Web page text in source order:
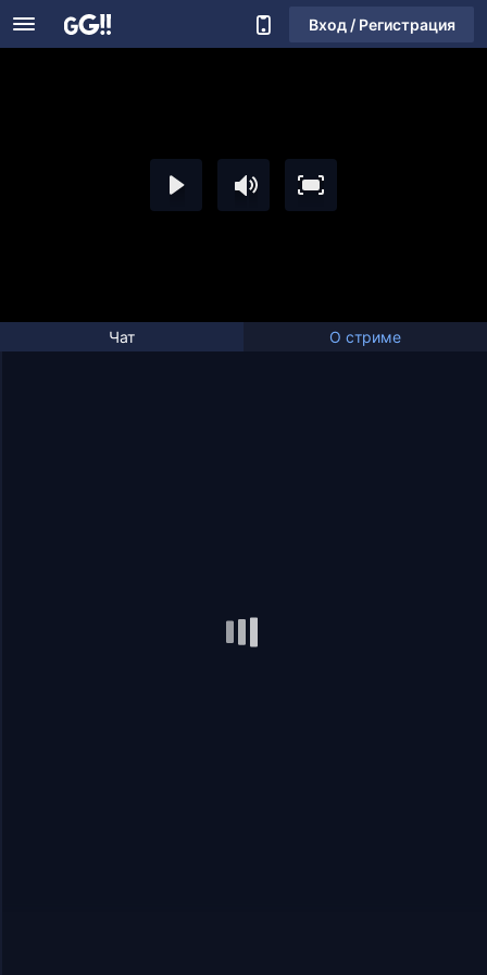
Вход / Регистрация
Чат О стриме